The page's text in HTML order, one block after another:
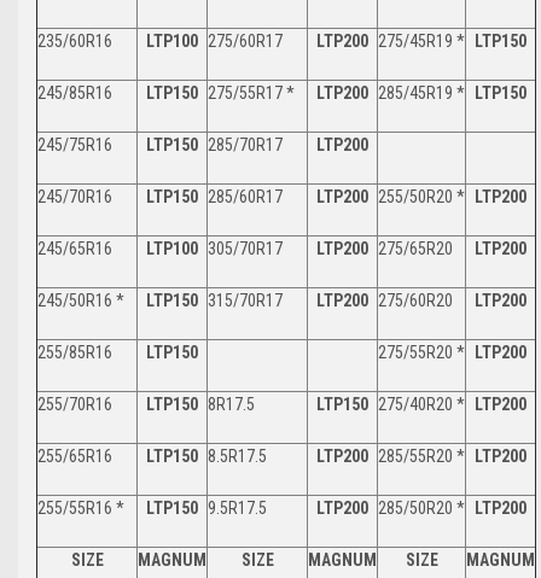
235/60R16 LTP100 275/60R17 LTP200 275/45R19 * LTP150
245/85R16 LTP150 275/55R17 * LTP200 285/45R19 * LTP150
245/75R16 LTP150 285/70R17 LTP200
245/70R16 LTP150 285/60R17 LTP200 255/50R20 * LTP200
245/65R16 LTP100 305/70R17 LTP200 275/65R20 LTP200
245/50R16 * LTP150 315/70R17 LTP200 275/60R20 LTP200
255/85R16 LTP150 275/55R20 * LTP200
255/70R16 LTP150 8R17.5 LTP150 275/40R20 * LTP200
255/65R16 LTP150 8.5R17.5 LTP200 285/55R20 * LTP200
255/55R16 * LTP150 9.5R17.5 LTP200 285/50R20 * LTP200
SIZE MAGNUM SIZE MAGNUM SIZE MAGNUM